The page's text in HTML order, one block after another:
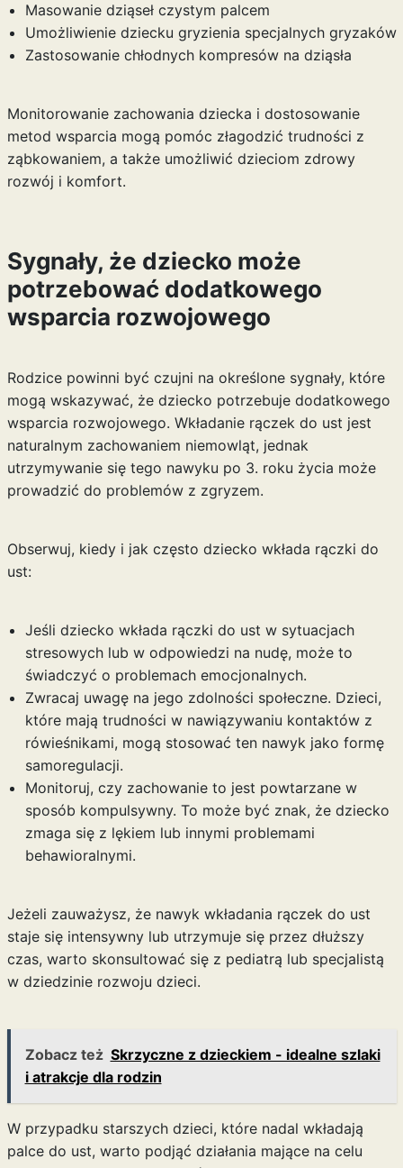
Masowanie dziąseł czystym palcem
Umożliwienie dziecku gryzienia specjalnych gryzaków
Zastosowanie chłodnych kompresów na dziąsła
Monitorowanie zachowania dziecka i dostosowanie
metod wsparcia mogą pomóc złagodzić trudności z
ząbkowaniem, a także umożliwić dzieciom zdrowy
rozwój i komfort.
Sygnały, że dziecko może
potrzebować dodatkowego
wsparcia rozwojowego
Rodzice powinni być czujni na określone sygnały, które
mogą wskazywać, że dziecko potrzebuje dodatkowego
wsparcia rozwojowego. Wkładanie rączek do ust jest
naturalnym zachowaniem niemowląt, jednak
utrzymywanie się tego nawyku po 3. roku życia może
prowadzić do problemów z zgryzem.
Obserwuj, kiedy i jak często dziecko wkłada rączki do
ust:
Jeśli dziecko wkłada rączki do ust w sytuacjach
stresowych lub w odpowiedzi na nudę, może to
świadczyć o problemach emocjonalnych.
Zwracaj uwagę na jego zdolności społeczne. Dzieci,
które mają trudności w nawiązywaniu kontaktów z
rówieśnikami, mogą stosować ten nawyk jako formę
samoregulacji.
Monitoruj, czy zachowanie to jest powtarzane w
sposób kompulsywny. To może być znak, że dziecko
zmaga się z lękiem lub innymi problemami
behawioralnymi.
Jeżeli zauważysz, że nawyk wkładania rączek do ust
staje się intensywny lub utrzymuje się przez dłuższy
czas, warto skonsultować się z pediatrą lub specjalistą
w dziedzinie rozwoju dzieci.
Zobacz też Skrzyczne z dzieckiem - idealne szlaki
i atrakcje dla rodzin
W przypadku starszych dzieci, które nadal wkładają
palce do ust, warto podjąć działania mające na celu